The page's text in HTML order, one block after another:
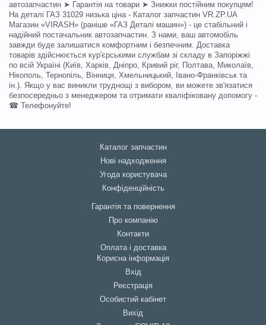
автозапчастин ➤ Гарантія на товари ➤ Знижки постійним покупцям!
На деталі ГАЗ 31029 низька ціна - Каталог запчастин VR.ZP.UA
Магазин «VIRASH» (раніше «ГАЗ Деталі машин») - це стабільний і
надійний постачальник автозапчастин. З нами, ваш автомобіль
завжди буде залишатися комфортним і безпечним. Доставка
товарів здійснюється кур'єрськими службам зі складу в Запоріжжі
по всій Україні (Київ, Харків, Дніпро, Кривий ріг, Полтава, Миколаїв,
Нікополь, Тернопіль, Вінниця, Хмельницький, Івано-Франківськ та
ін.). Якщо у вас виникли труднощі з вибором, ви можете зв'язатися
безпосередньо з менеджером та отримати кваліфіковану допомогу -
☎ Телефонуйте!
Каталог запчастин
Нові надходження
Угода користувача
Конфіденційність
Гарантія та повернення
Про компанію
Контакти
Оплата і доставка
Корисна інформація
Вхід
Реєстрація
Особистий кабінет
Вихід